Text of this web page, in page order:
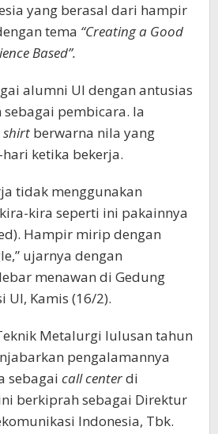
yang berasal dari hampir
tema “Creating a Good
Based”.
alumni UI dengan antusias
pembicara. Ia
shirt berwarna nila yang
ketika bekerja.
tidak menggunakan
kira seperti ini pakainnya
Hampir mirip dengan
ujarnya dengan
menawan di Gedung
Kamis (16/2).
Metalurgi lulusan tahun
pengalamannya
sebagai call centerdi
berkiprah sebagai Direktur
Indonesia, Tbk.